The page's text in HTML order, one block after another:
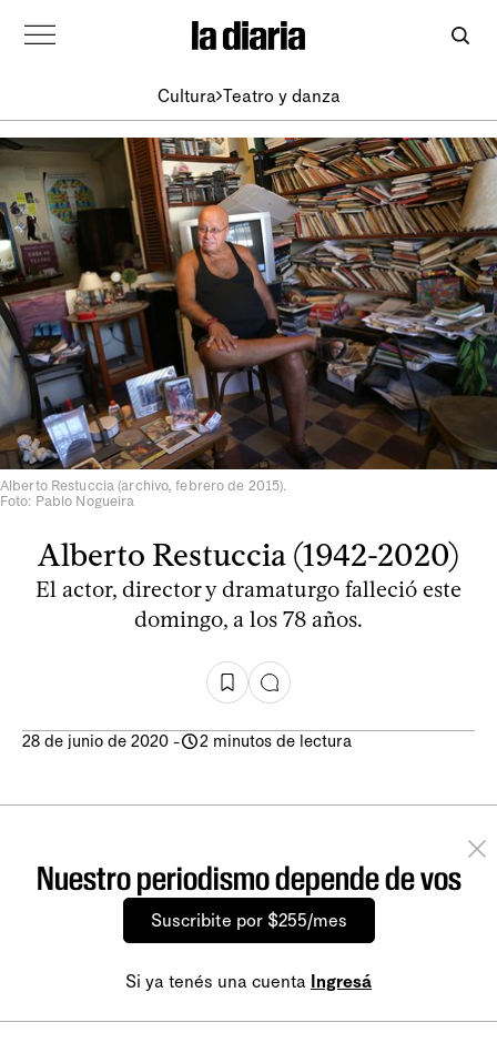
Cultura Teatro y danza
Alberto Restuccia (archivo, febrero de 2015).
Foto: Pablo Nogueira
Alberto Restuccia (1942-2020)
El actor, director y dramaturgo falleció este
domingo, a los 78 años.
28 de junio de 2020 - 2 minutos de lectura
Nuestro periodismo depende de vos
Suscribite por $255/mes
Si ya tenés una cuenta Ingresá